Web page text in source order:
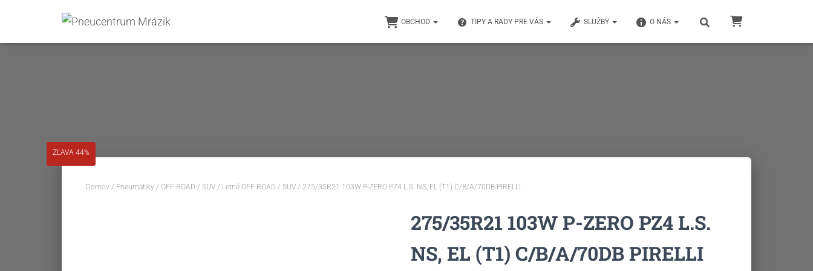
OBCHOD TIPY A RADY PRE VÁS SLUŽBY O NÁS
Domov / Pneumatiky / OFF ROAD / SUV / Letné OFF ROAD / SUV / 275/35R21 103W P-ZERO PZ4 L.S. NS, EL (T1) C/B/A/70DB PIRELLI
ZĽAVA 44%
275/35R21 103W P-ZERO PZ4 L.S.
NS, EL (T1) C/B/A/70DB PIRELLI